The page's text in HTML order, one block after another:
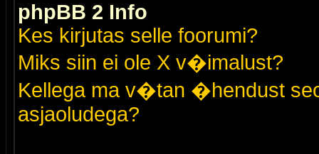
phpBB 2 Info
Kes kirjutas selle foorumi?
Miks siin ei ole X v�imalust?
Kellega ma v�tan �hendust
asjaoludega?